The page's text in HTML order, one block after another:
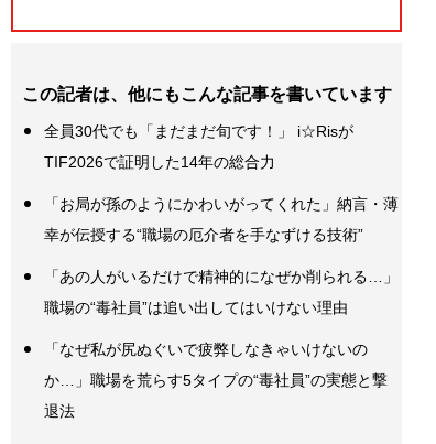
この記者は、他にもこんな記事を書いています
全員30代でも「まだまだ旬です！」 i☆Risが
TIF2026で証明した14年の総合力
「お局が孫のようにかわいがってくれた」納言・薄
幸が伝授する“職場の厄介者を手なずける技術”
「あの人がいるだけで精神的になぜか削られる…」
職場の“毒社員”は追い出してはいけない理由
「なぜ私が尻ぬぐいで疲弊しなきゃいけないの
か…」職場を荒らす5タイプの“毒社員”の実態と撃
退法